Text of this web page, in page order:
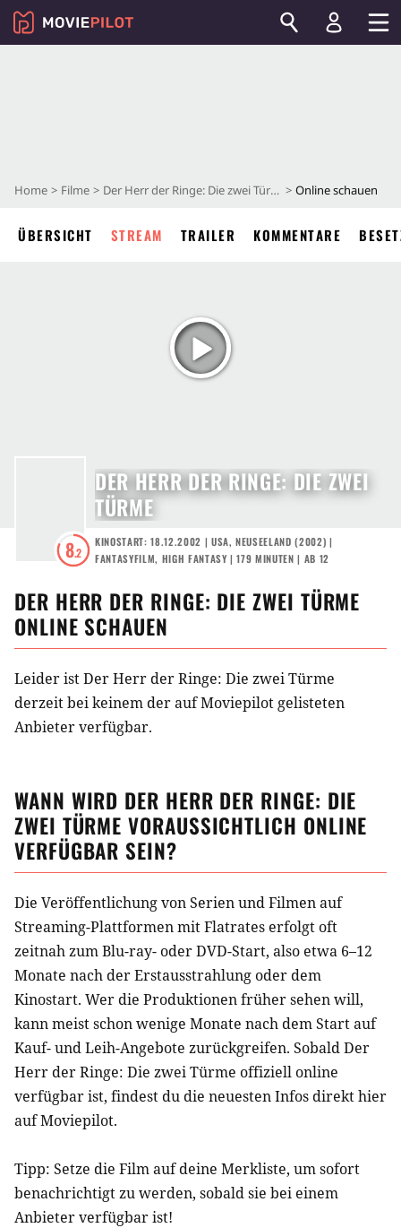
Home Filme Der Herr der Ringe: Die zwei Türme Online schauen
ÜBERSICHT STREAM TRAILER KOMMENTARE
8.2
DER HERR DER RINGE: DIE ZWEI
TÜRME
KINOSTART: 18.12.2002 | USA,NEUSEELAND (2002) |
FANTASYFILM, HIGH FANTASY | 179 MINUTEN | AB 12
DER HERR DER RINGE: DIE ZWEI TÜRME
ONLINE SCHAUEN
Leider ist Der Herr der Ringe: Die zwei Türme
derzeit bei keinem der auf Moviepilot gelisteten
Anbieter verfügbar.
WANN WIRD DER HERR DER RINGE: DIE
ZWEI TÜRME VORAUSSICHTLICH ONLINE
VERFÜGBAR SEIN?
Die Veröffentlichung von Serien und Filmen auf
Streaming-Plattformen mit Flatrates erfolgt oft
zeitnah zum Blu-ray- oder DVD-Start, also etwa 6–12
Monate nach der Erstausstrahlung oder dem
Kinostart. Wer die Produktionen früher sehen will,
kann meist schon wenige Monate nach dem Start auf
Kauf- und Leih-Angebote zurückgreifen. SobaldDer
Herr der Ringe: Die zwei Türme offiziell online
verfügbar ist, findest du die neuesten Infos direkt hier
auf Moviepilot.
Tipp: Setze die Filmauf deine Merkliste, um sofort
benachrichtigt zu werden, sobald sie bei einem
Anbieter verfügbar ist!